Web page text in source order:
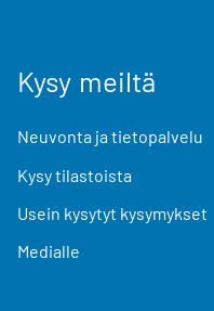
Kysy meiltä
Neuvonta ja tietopalvelu
Kysy tilastoista
Usein kysytyt kysymykset
Medialle